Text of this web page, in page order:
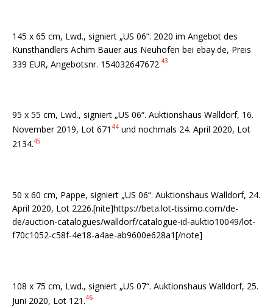
145 x 65 cm, Lwd., signiert „US 06“. 2020 im Angebot des
Kunsthändlers Achim Bauer aus Neuhofen bei ebay.de, Preis
339 EUR, Angebotsnr. 154032647672.43
95 x 55 cm, Lwd., signiert „US 06“. Auktionshaus Walldorf, 16.
November 2019, Lot 671 44 und nochmals 24. April 2020, Lot
2134.45
50 x 60 cm, Pappe, signiert „US 06“. Auktionshaus Walldorf, 24.
April 2020, Lot 2226.[nite]https://beta.lot-tissimo.com/de-
de/auction-catalogues/walldorf/catalogue-id-auktio10049/lot-
f70c1052-c58f-4e18-a4ae-ab9600e628a1[/note]
108 x 75 cm, Lwd., signiert „US 07“. Auktionshaus Walldorf, 25.
Juni 2020, Lot 121.46